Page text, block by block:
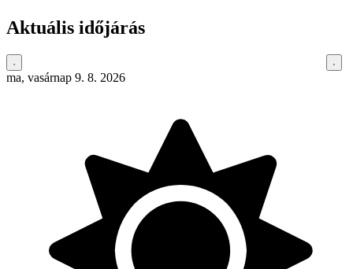
Aktuális időjárás
ma, vasárnap 9. 8. 2026